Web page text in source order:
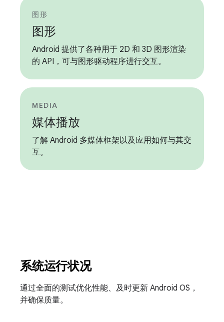
图形
图形
Android 提供了各种用于 2D 和 3D 图形渲染
的 API，可与图形驱动程序进行交互。
MEDIA
媒体播放
了解 Android 多媒体框架以及应用如何与其交
互。
系统运行状况
通过全面的测试优化性能、及时更新 Android OS，
并确保质量。